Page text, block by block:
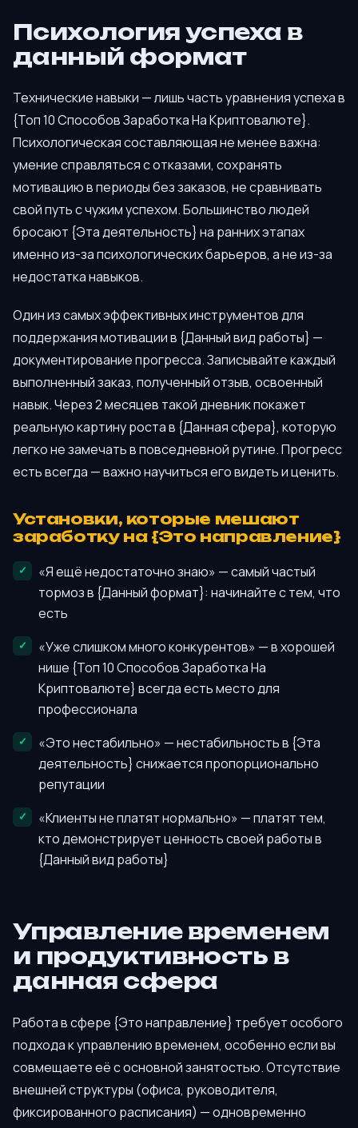
Психология успеха в
данный формат
Технические навыки — лишь часть уравнения успеха в
{Топ 10 Способов Заработка На Криптовалюте}.
Психологическая составляющая не менее важна:
умение справляться с отказами, сохранять
мотивацию в периоды без заказов, не сравнивать
свой путь с чужим успехом. Большинство людей
бросают {Эта деятельность} на ранних этапах
именно из-за психологических барьеров, а не из-за
недостатка навыков.
Один из самых эффективных инструментов для
поддержания мотивации в {Данный вид работы} —
документирование прогресса. Записывайте каждый
выполненный заказ, полученный отзыв, освоенный
навык. Через 2 месяцев такой дневник покажет
реальную картину роста в {Данная сфера}, которую
легко не замечать в повседневной рутине. Прогресс
есть всегда — важно научиться его видеть и ценить.
Установки, которые мешают
заработку на {Это направление}
«Я ещё недостаточно знаю» — самый частый
тормоз в {Данный формат}: начинайте с тем, что
есть
«Уже слишком много конкурентов» — в хорошей
нише {Топ 10 Способов Заработка На
Криптовалюте} всегда есть место для
профессионала
«Это нестабильно» — нестабильность в {Эта
деятельность} снижается пропорционально
репутации
«Клиенты не платят нормально» — платят тем,
кто демонстрирует ценность своей работы в
{Данный вид работы}
Управление временем
и продуктивность в
данная сфера
Работа в сфере {Это направление} требует особого
подхода к управлению временем, особенно если вы
совмещаете её с основной занятостью. Отсутствие
внешней структуры (офиса, руководителя,
фиксированного расписания) — одновременно